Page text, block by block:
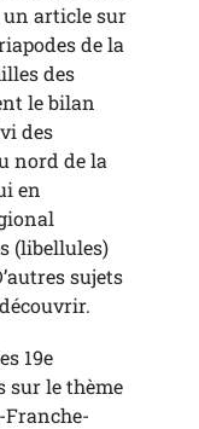
un article sur
de la
des
le bilan
des
nord de la
en
(libellules)
sujets
19e
sur le thème
Franche-